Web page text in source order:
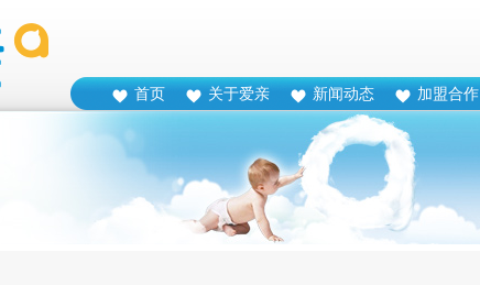
首页 关于爱亲 新闻动态 加盟合作